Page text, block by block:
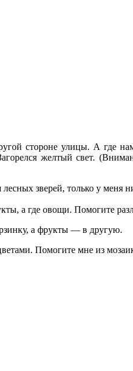
стороне улицы. А где
желтый свет.
лесных зверей, только у
а где овощи. Помогите
а фрукты — в другую.
Помогите мне из